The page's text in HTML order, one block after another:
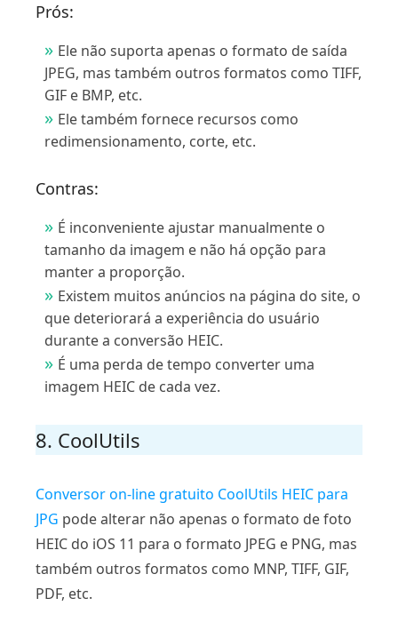
Prós:
Ele não suporta apenas o formato de saída
JPEG, mas também outros formatos como TIFF,
GIF e BMP, etc.
Ele também fornece recursos como
redimensionamento, corte, etc.
Contras:
É inconveniente ajustar manualmente o
tamanho da imagem e não há opção para
manter a proporção.
Existem muitos anúncios na página do site, o
que deteriorará a experiência do usuário
durante a conversão HEIC.
É uma perda de tempo converter uma
imagem HEIC de cada vez.
8. CoolUtils
Conversor on-line gratuito CoolUtils HEIC para
JPG pode alterar não apenas o formato de foto
HEIC do iOS 11 para o formato JPEG e PNG, mas
também outros formatos como MNP, TIFF, GIF,
PDF, etc.